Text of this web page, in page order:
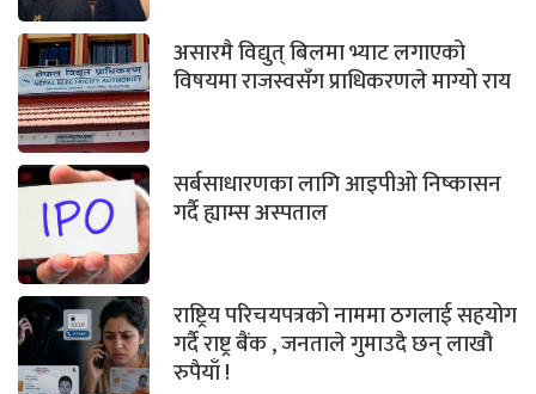
असारमै विद्युत् बिलमा भ्याट लगाएको
विषयमा राजस्वसँग प्राधिकरणले माग्यो राय
सर्बसाधारणका लागि आइपीओ निष्कासन
गर्दै ह्याम्स अस्पताल
राष्ट्रिय परिचयपत्रको नाममा ठगलाई सहयोग
गर्दै राष्ट्र बैंक , जनताले गुमाउदै छन् लाखौ
रुपैयाँ !